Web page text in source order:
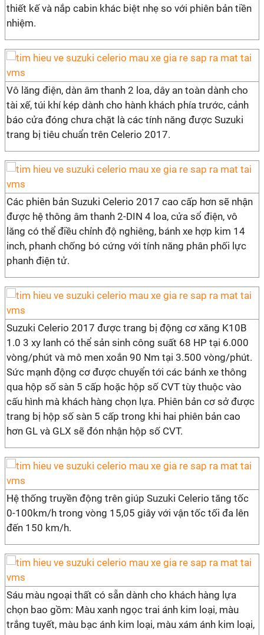
thiết kế và nắp cabin khác biệt nhẹ so với phiên bản tiền
nhiệm.
Vô lăng điện, dàn âm thanh 2 loa, dây an toàn dành cho
tài xế, túi khí kép dành cho hành khách phía trước, cảnh
báo cửa đóng chưa chặt là các tính năng được Suzuki
trang bị tiêu chuẩn trên Celerio 2017.
Các phiên bản Suzuki Celerio 2017 cao cấp hơn sẽ nhận
được hệ thông âm thanh 2-DIN 4 loa, cửa sổ điện, vô
lăng có thể điều chỉnh độ nghiêng, bánh xe hợp kim 14
inch, phanh chống bó cứng với tính năng phân phối lực
phanh điện tử.
Suzuki Celerio 2017 được trang bị động cơ xăng K10B
1.0 3 xy lanh có thể sản sinh công suất 68 HP tại 6.000
vòng/phút và mô men xoắn 90 Nm tại 3.500 vòng/phút.
Sức mạnh động cơ được chuyển tới các bánh xe thông
qua hộp số sàn 5 cấp hoặc hộp số CVT tùy thuộc vào
cấu hình mà khách hàng chọn lựa. Phiên bản cơ sở được
trang bị hộp số sàn 5 cấp trong khi hai phiên bản cao
hơn GL và GLX sẽ đón nhận hộp số CVT.
Hệ thống truyền động trên giúp Suzuki Celerio tăng tốc
0-100km/h trong vòng 15,05 giây với vận tốc tối đa lên
đến 150 km/h.
Sáu màu ngoại thất có sẵn dành cho khách hàng lựa
chọn bao gồm: Màu xanh ngọc trai ánh kim loại, màu
trắng tuyết, màu bạc ánh kim loại, màu xám ánh kim loại,